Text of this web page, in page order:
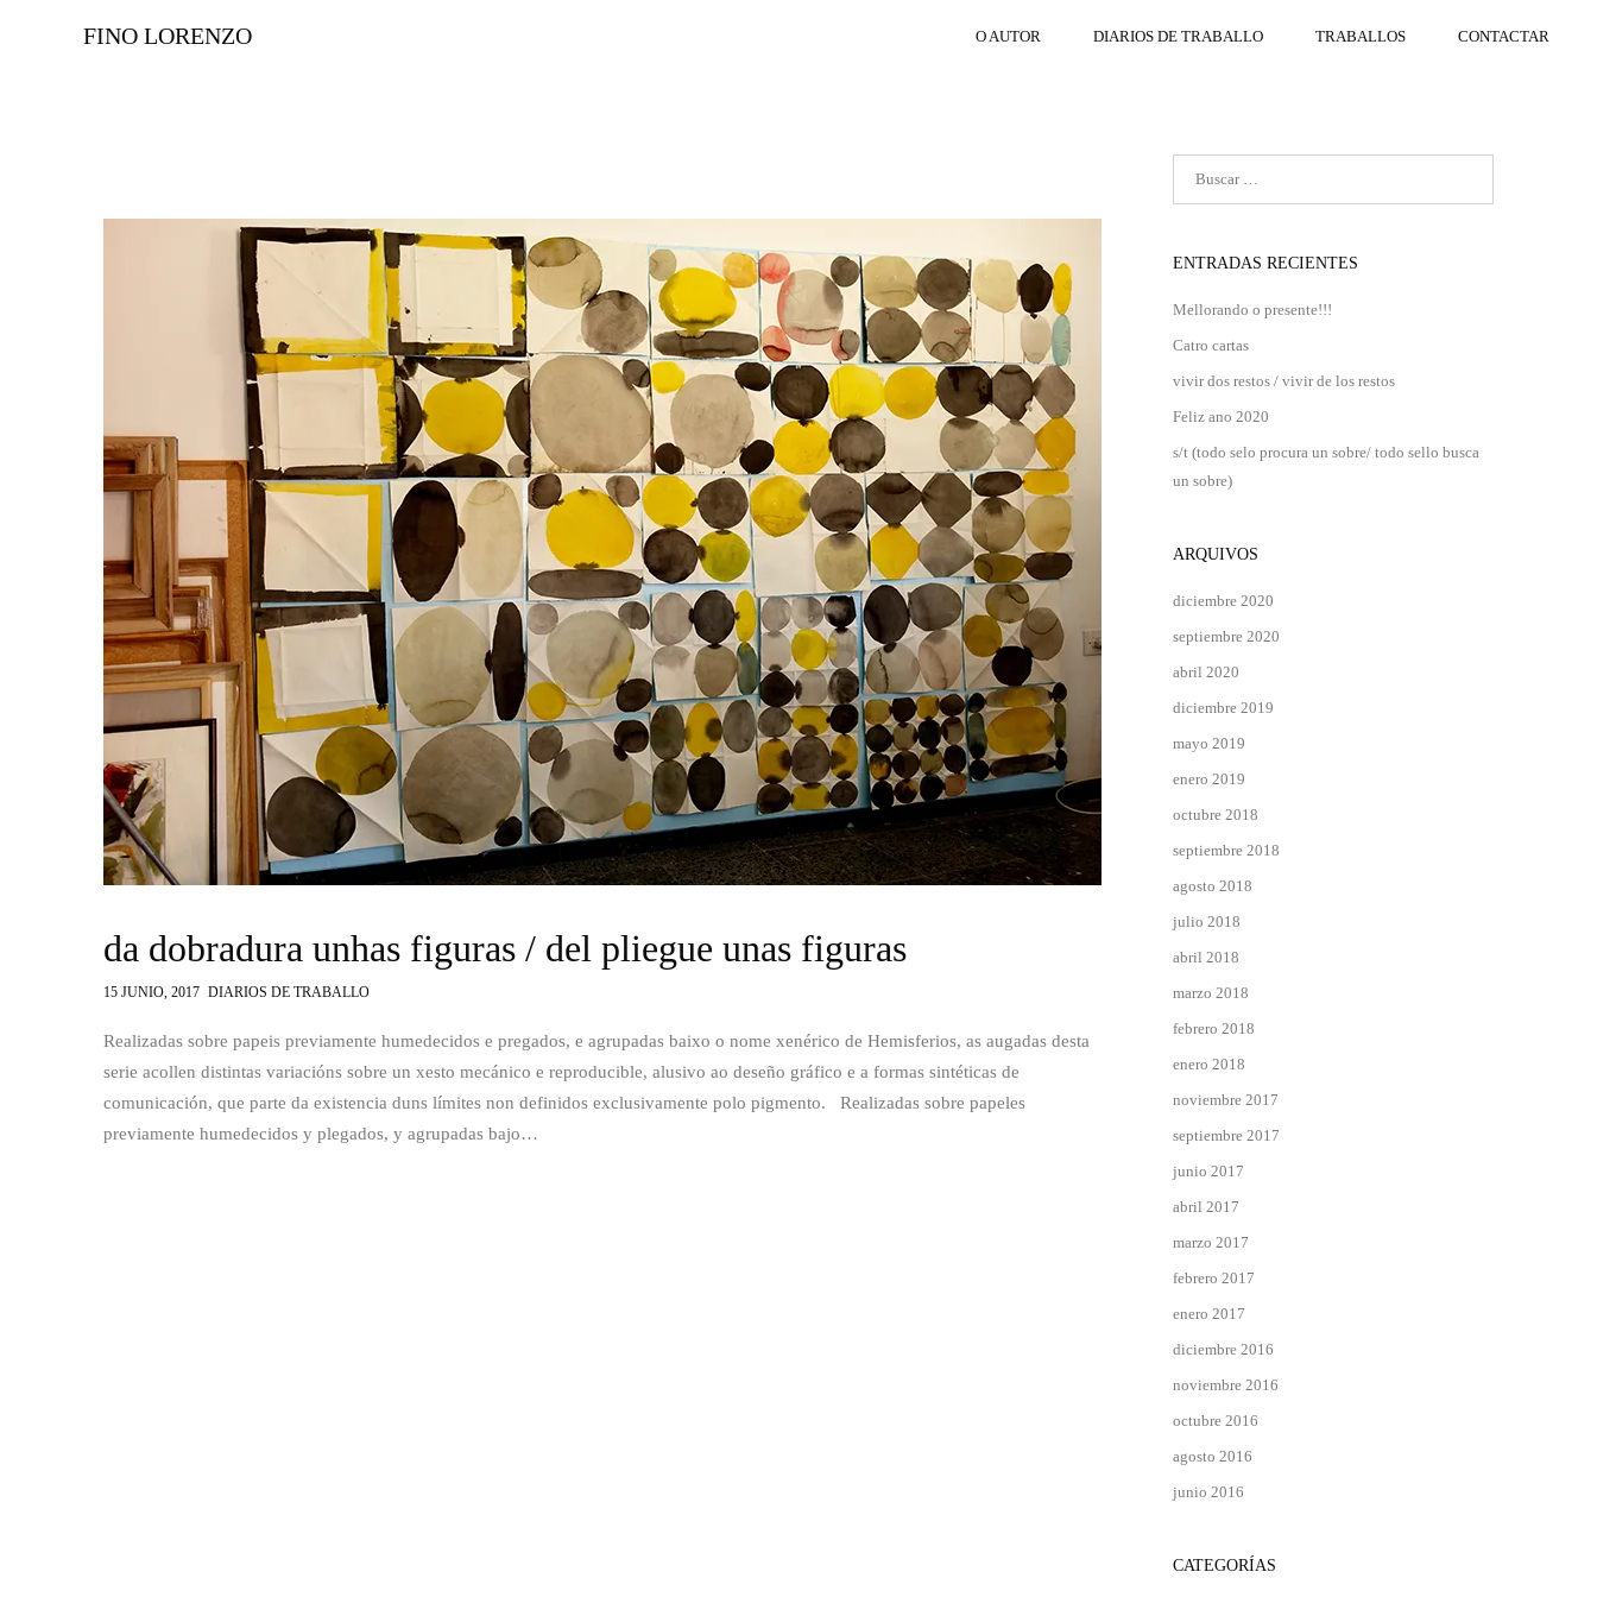
FINO LORENZO O AUTOR DIARIOS DE TRABALLO TRABALLOS CONTACTAR
da dobradura unhas figuras / del pliegue unas figuras
15 JUNIO, 2017 DIARIOS DE TRABALLO
Realizadas sobre papeis previamente humedecidos e pregados, e agrupadas baixo o nome xenérico de Hemisferios, as augadas desta
serie acollen distintas variacións sobre un xesto mecánico e reproducible, alusivo ao deseño gráfico e a formas sintéticas de
comunicación, que parte da existencia duns límites non definidos exclusivamente polo pigmento. Realizadas sobre papeles
previamente humedecidos y plegados, y agrupadas bajo…
ENTRADAS RECIENTES
Mellorando o presente!!!
Catro cartas
vivir dos restos / vivir de los restos
Feliz ano 2020
s/t (todo selo procura un sobre/ todo sello busca
un sobre)
ARQUIVOS
diciembre 2020
septiembre 2020
abril 2020
diciembre 2019
mayo 2019
enero 2019
octubre 2018
septiembre 2018
agosto 2018
julio 2018
abril 2018
marzo 2018
febrero 2018
enero 2018
noviembre 2017
septiembre 2017
junio 2017
abril 2017
marzo 2017
febrero 2017
enero 2017
diciembre 2016
noviembre 2016
octubre 2016
agosto 2016
junio 2016
CATEGORÍAS